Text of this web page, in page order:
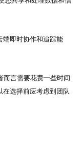
端即时协作和追踪能
言需要花费一些时间
在选择前应考虑到团队